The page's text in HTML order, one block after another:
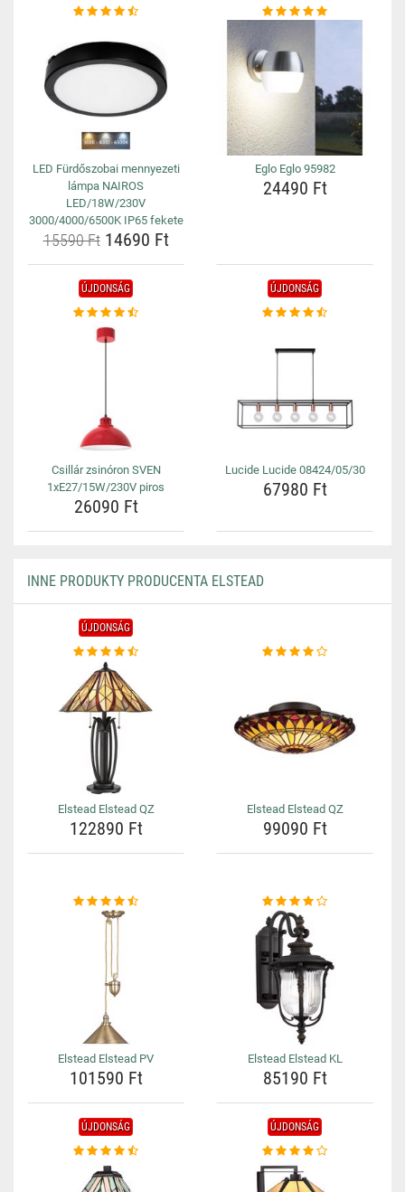
LED Fürdőszobai mennyezeti
lámpa NAIROS
LED/18W/230V
3000/4000/6500K IP65 fekete
15590 Ft14690 Ft
Eglo Eglo 95982
24490 Ft
ÚJDONSÁG
Csillár zsinóron SVEN
1xE27/15W/230V piros
26090 Ft
ÚJDONSÁG
Lucide Lucide 08424/05/30
67980 Ft
INNE PRODUKTY PRODUCENTA ELSTEAD
ÚJDONSÁG
Elstead Elstead QZ
122890 Ft
Elstead Elstead QZ
99090 Ft
Elstead Elstead PV
101590 Ft
Elstead Elstead KL
85190 Ft
ÚJDONSÁG ÚJDONSÁG